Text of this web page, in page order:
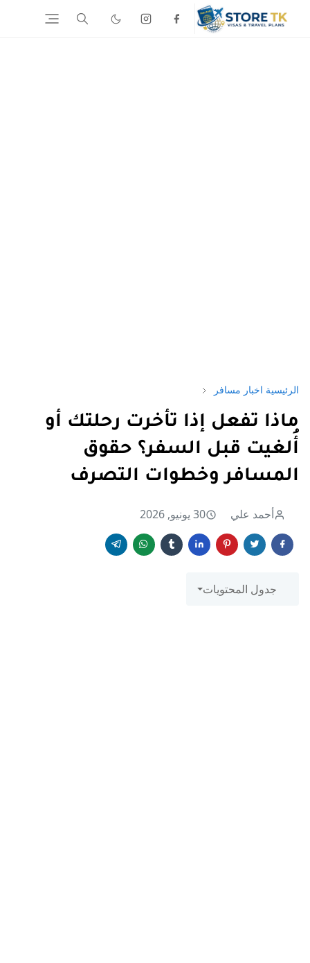
الرئيسية اخبار مسافر
ماذا تفعل إذا تأخرت رحلتك أو
أُلغيت قبل السفر؟ حقوق
المسافر وخطوات التصرف
أحمد علي 30 يونيو, 2026
جدول المحتويات